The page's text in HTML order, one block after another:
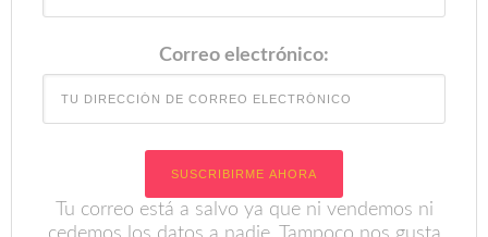
Correo electrónico:
Tu correo está a salvo ya que ni vendemos ni